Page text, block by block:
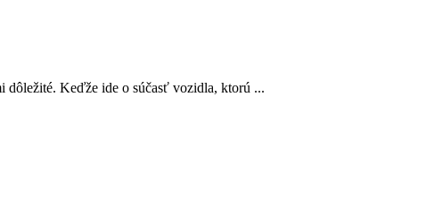
dôležité. Keďže ide o súčasť vozidla, ktorú ...